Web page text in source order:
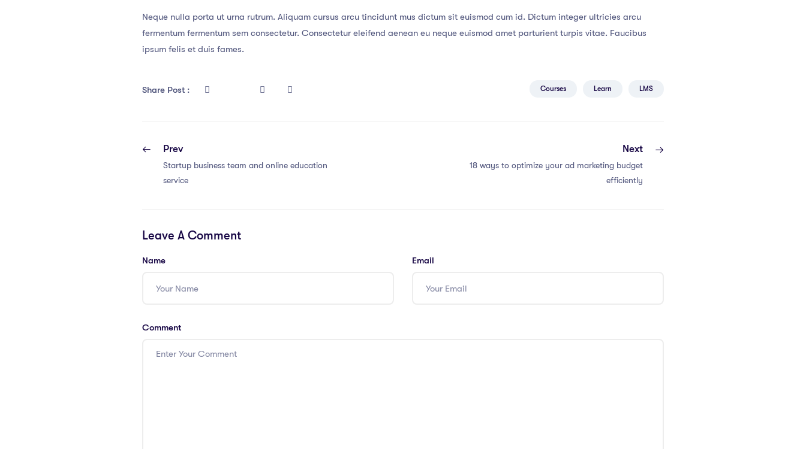
Neque nulla porta ut urna rutrum. Aliquam cursus arcu tincidunt mus dictum sit euismod cum id. Dictum integer ultricies arcu
fermentum fermentum sem consectetur. Consectetur eleifend aenean eu neque euismod amet parturient turpis vitae. Faucibus
ipsum felis et duis fames.
Share Post : Courses Learn LMS
Prev
Startup business team and online education
service
Next
18 ways to optimize your ad marketing budget
efficiently
Leave A Comment
Name Email
Comment